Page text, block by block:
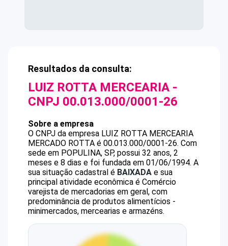
Resultados da consulta:
LUIZ ROTTA MERCEARIA -
CNPJ 00.013.000/0001-26
Sobre a empresa
O CNPJ da empresa LUIZ ROTTA MERCEARIA
MERCADO ROTTA é 00.013.000/0001-26. Com
sede em POPULINA, SP, possui 32 anos, 2
meses e 8 dias e foi fundada em 01/06/1994. A
sua situação cadastral é BAIXADA e sua
principal atividade econômica é Comércio
varejista de mercadorias em geral, com
predominância de produtos alimentícios -
minimercados, mercearias e armazéns.